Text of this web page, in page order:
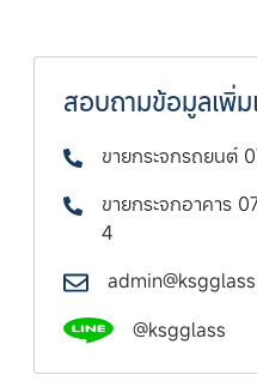
สอบถามข้อมูลเพิ่ม
ขายกระจกรถยนต์
ขายกระจกอาคาร
4
@ksgglass